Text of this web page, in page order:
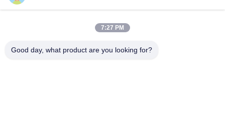
7:27 PM
Good day, what product are you looking for?